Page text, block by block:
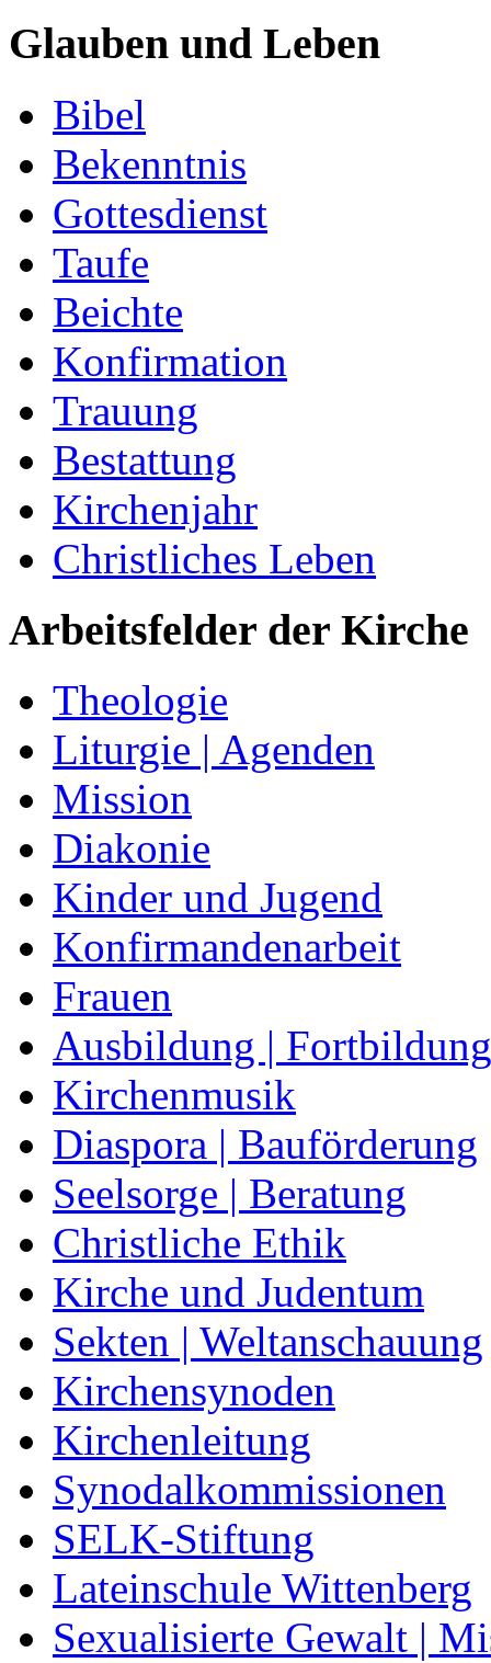
Glauben und Leben
Bibel
Bekenntnis
Gottesdienst
Taufe
Beichte
Konfirmation
Trauung
Bestattung
Kirchenjahr
Christliches Leben
Arbeitsfelder der Kirche
Theologie
Liturgie | Agenden
Mission
Diakonie
Kinder und Jugend
Konfirmandenarbeit
Frauen
Ausbildung | Fortbildung
Kirchenmusik
Diaspora | Bauförderung
Seelsorge | Beratung
Christliche Ethik
Kirche und Judentum
Sekten | Weltanschauung
Kirchensynoden
Kirchenleitung
Synodalkommissionen
SELK-Stiftung
Lateinschule Wittenberg
Sexualisierte Gewalt |